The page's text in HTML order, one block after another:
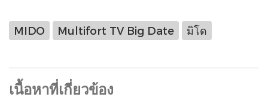
MIDO Multifort TV Big Date มิโด
เนื้อหาที่เกี่ยวข้อง